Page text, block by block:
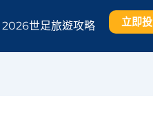
2026世足旅遊攻略 立即